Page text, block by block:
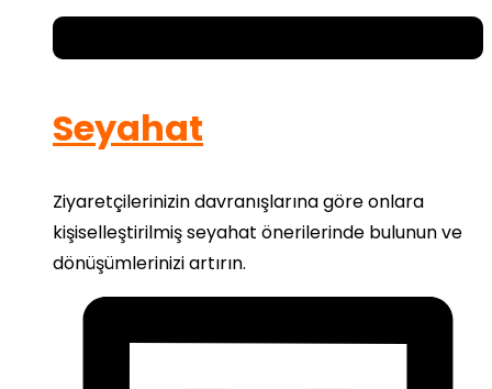
Seyahat
Ziyaretçilerinizin davranışlarına göre onlara
kişiselleştirilmiş seyahat önerilerinde bulunun ve
dönüşümlerinizi artırın.